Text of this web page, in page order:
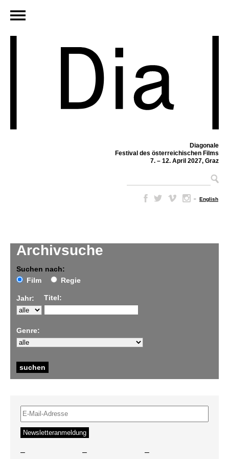
Diagonale
Festival des österreichischen Films
7. – 12. April 2027, Graz
– English
Archivsuche
Suchen nach:
Film
Regie
Jahr: Titel:
Genre:
– – –